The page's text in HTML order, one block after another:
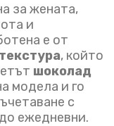
за жената,
и
е от
, който
шоколад
модела и го
с
ежедневни.